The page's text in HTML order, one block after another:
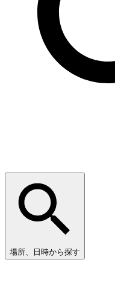
場所、日時から探す